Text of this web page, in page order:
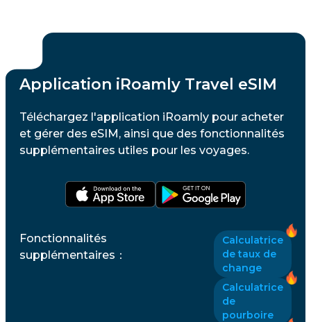
Application iRoamly Travel eSIM
Téléchargez l'application iRoamly pour acheter
et gérer des eSIM, ainsi que des fonctionnalités
supplémentaires utiles pour les voyages.
Fonctionnalités
supplémentaires ：
Calculatrice
de taux de
change
Calculatrice
de
pourboire